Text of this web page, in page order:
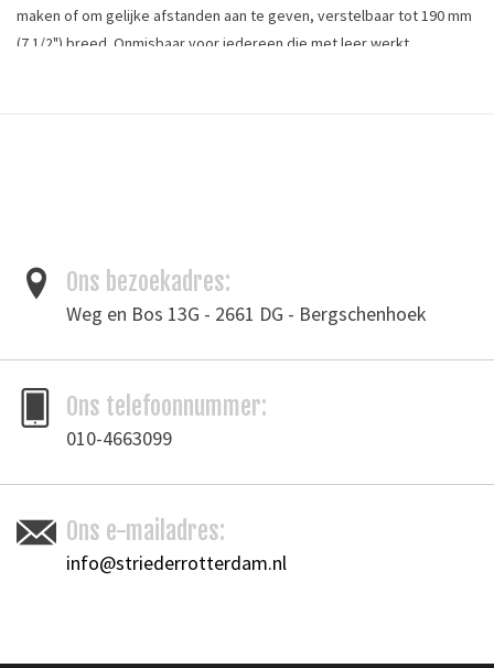
maken of om gelijke afstanden aan te geven, verstelbaar tot 190 mm
(7 1/2") breed. Onmisbaar voor iedereen die met leer werkt.
Tags
leergereedschap/Passer
Ons bezoekadres:
Weg en Bos 13G - 2661 DG - Bergschenhoek
Ons telefoonnummer:
010-4663099
Ons e-mailadres:
info@striederrotterdam.nl